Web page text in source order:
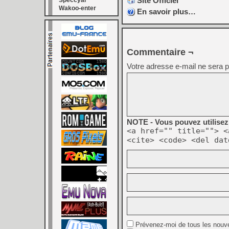
Wakoo-enter
En savoir plus…
Commentaire ¬
Votre adresse e-mail ne sera
NOTE - Vous pouvez
<a href="" title="">
<cite> <code> <del
Prévenez-moi de tous les